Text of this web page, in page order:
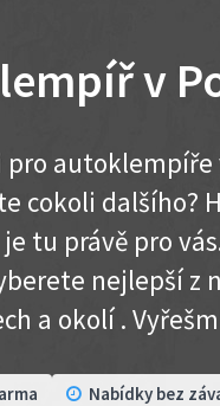
v
pro autoklempíře
cokoli dalšího?
tu právě pro
nejlepší z
a okolí .
Nabídky bez